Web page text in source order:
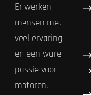
Er werken
mensen met
veel ervaring
en een ware
passie voor
motoren.